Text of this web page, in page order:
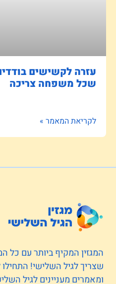
עזרה לקשישים
שכל משפחה צריכה
לקריאת המאמר »
המגזין המקיף ביותר עם כל
שצריך לגיל השלישי!
ומאמרים מעניינים לגיל